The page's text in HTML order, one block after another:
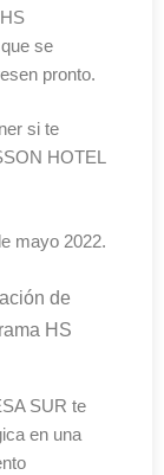
se
pronto.
si te
HOTEL
mayo 2022.
de
HS
SUR te
en una